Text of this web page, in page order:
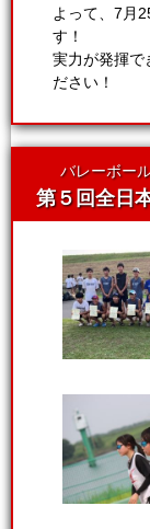
よって、7月
す！
実力が発揮で
ださい！
バレーボー
第５回全日